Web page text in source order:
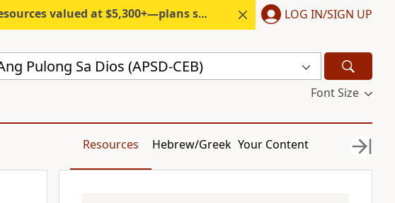
valued at $5,300+—plans start under $6/month. LOG IN/SIGN UP
Pulong Sa Dios (APSD-CEB)
Font Size
Resources Hebrew/Greek Your Content